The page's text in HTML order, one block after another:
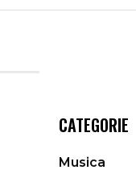
CATEGORIE
Musica